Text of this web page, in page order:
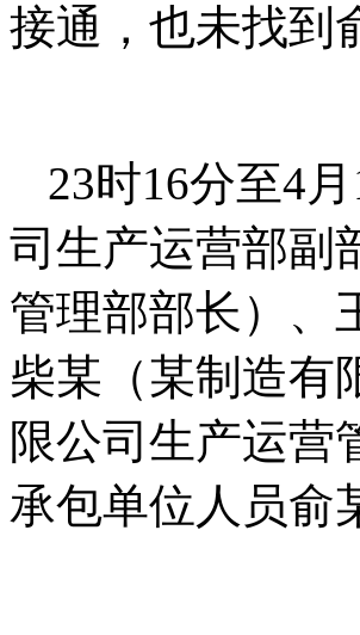
接通，也未找到
23时16分至4
司生产运营部副
管理部部长）、
柴某（某制造有
限公司生产运营
承包单位人员俞